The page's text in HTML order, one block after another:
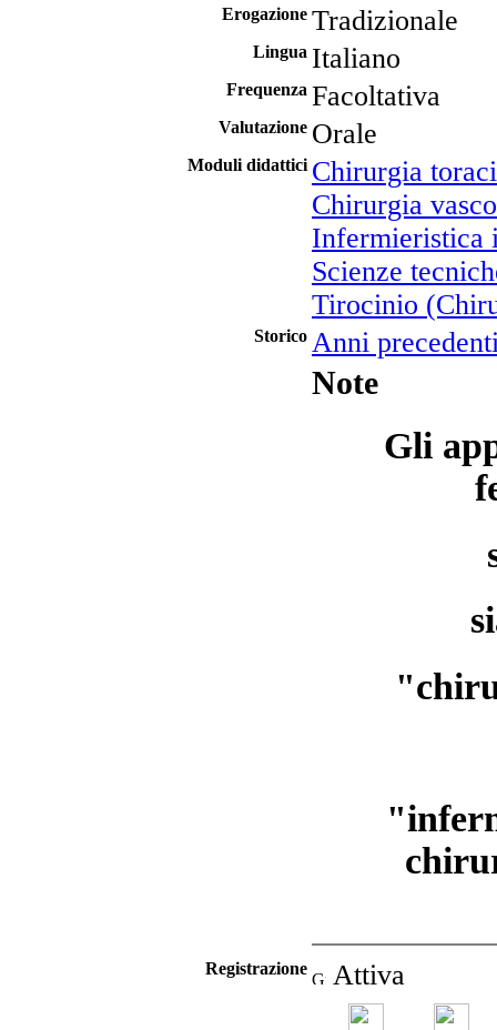
Erogazione Tradizionale
Lingua Italiano
Frequenza Facoltativa
Valutazione Orale
Moduli didattici Chirurgia
Chirurgia
Infermieristica
Scienze
Tirocinio
Storico Anni
Note
Gli
Registrazione Attiva